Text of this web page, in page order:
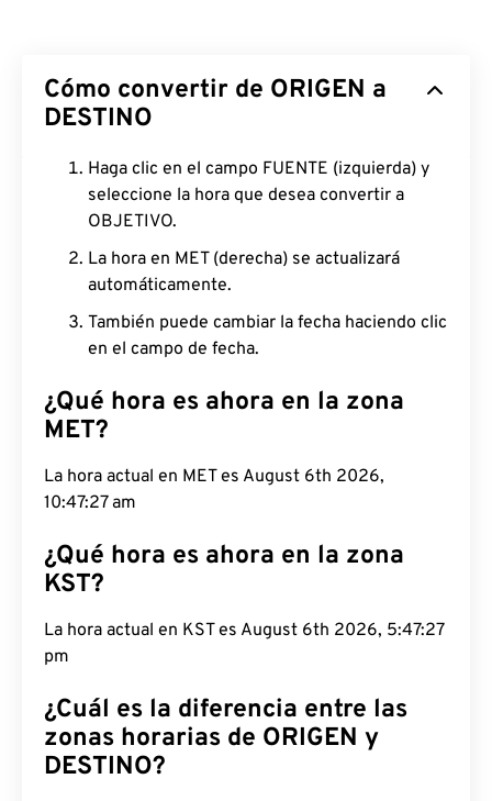
Cómo convertir de ORIGEN a
DESTINO
Haga clic en el campo FUENTE (izquierda) y
seleccione la hora que desea convertir a
OBJETIVO.
La hora en MET (derecha) se actualizará
automáticamente.
También puede cambiar la fecha haciendo clic
en el campo de fecha.
¿Qué hora es ahora en la zona
MET?
La hora actual en MET es August 6th 2026,
10:47:28 am
¿Qué hora es ahora en la zona
KST?
La hora actual en KST es August 6th 2026, 5:47:28
pm
¿Cuál es la diferencia entre las
zonas horarias de ORIGEN y
DESTINO?